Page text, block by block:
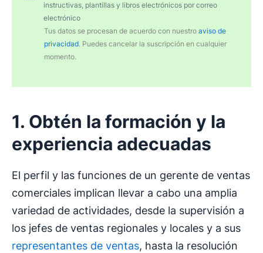
instructivas, plantillas y libros electrónicos por correo
electrónico
Tus datos se procesan de acuerdo con nuestro aviso de
privacidad. Puedes cancelar la suscripción en cualquier
momento.
1. Obtén la formación y la
experiencia adecuadas
El perfil y las funciones de un gerente de ventas
comerciales implican llevar a cabo una amplia
variedad de actividades, desde la supervisión a
los jefes de ventas regionales y locales y a sus
representantes de ventas, hasta la resolución